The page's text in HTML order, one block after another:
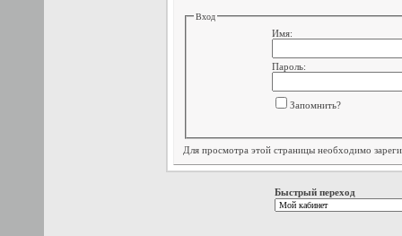
Вход
Имя:
Пароль:
Запомнить?
Для просмотра этой страницы необходимо
Быстрый переход